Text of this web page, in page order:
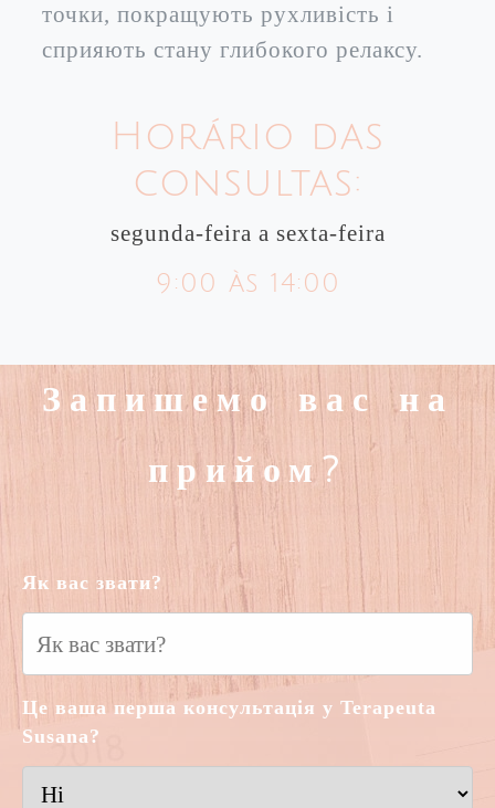
точки, покращують рухливість і
сприяють стану глибокого релаксу.
Horário das
consultas:
segunda-feira a sexta-feira
9:00 às 14:00
Запишемо вас на
прийом?
Як вас звати?
Це ваша перша консультація у Terapeuta
Susana?